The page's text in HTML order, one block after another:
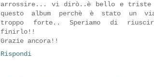
arrossire... vi dirò..è bello e triste
questo album perchè è stato un
troppo forte.. Speriamo di
finirlo!!
Grazie ancora!!
Rispondi